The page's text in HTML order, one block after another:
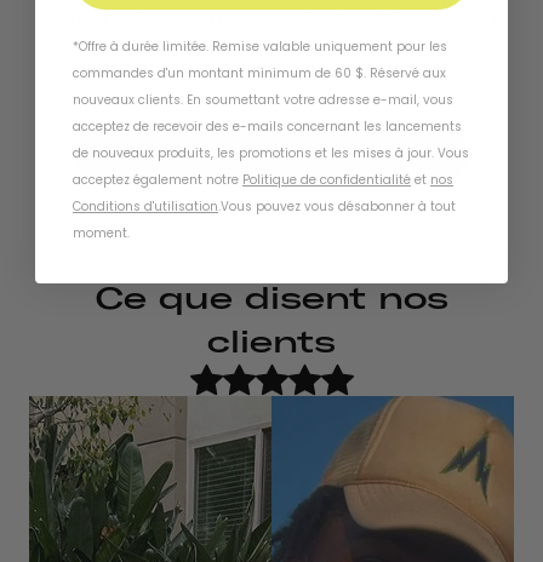
garantie antivol
Choisissez votre casque
Ce que disent nos
clients
*Offre à durée limitée. Remise valable uniquement pour les
commandes d'un montant minimum de 60 $. Réservé aux
nouveaux clients. En soumettant votre adresse e-mail, vous
acceptez de recevoir des e-mails concernant les lancements
de nouveaux produits, les promotions et les mises à jour. Vous
acceptez également notre Politique de confidentialité et nos
Conditions d'utilisation.Vous pouvez vous désabonner à tout
moment.